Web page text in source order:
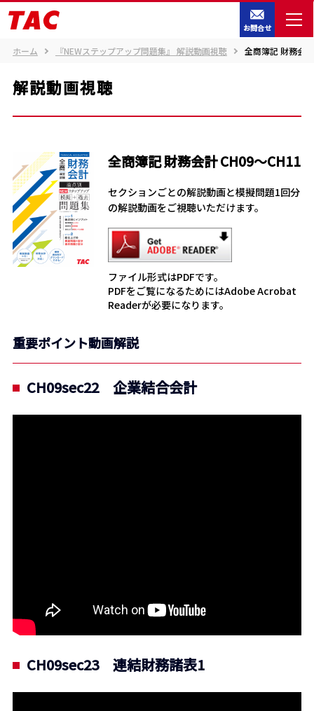
お問合せ
ホーム 『NEWステップアップ問題集』 解説動画視聴 全商簿記 財務会
解説動画視聴
全商簿記 財務会計 CH09～CH11
セクションごとの解説動画と模擬問題1回分
の解説動画をご視聴いただけます。
ファイル形式はPDFです。
PDFをご覧になるためにはAdobe Acrobat
Readerが必要になります。
重要ポイント動画解説
CH09sec22 企業結合会計
CH09sec23 連結財務諸表1